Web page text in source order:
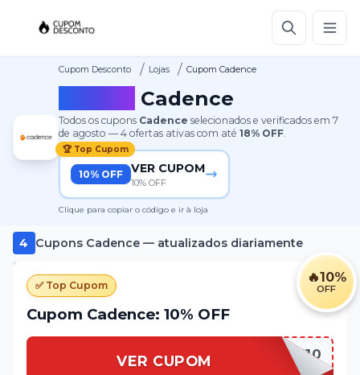
Cupom Desconto / Lojas / Cupom Cadence
Cadence
Todos os cupons Cadence selecionados e verificados em 7
de agosto —4 ofertas ativas com até18% OFF.
🏆 Top Cupom
10% OFF VER CUPOM
10% OFF
Clique para copiar o código e ir à loja
4 Cupons Cadence— atualizados diariamente
🔥10%
OFF
✅ Top Cupom
Cupom Cadence: 10% OFF
VER CUPOM CADENCE10